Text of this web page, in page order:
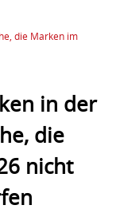
die Marken im
in der
die
nicht